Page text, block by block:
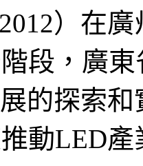
）在
段，廣
的探索
動LED